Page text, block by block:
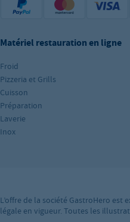
Matériel restauration en ligne
Froid
Pizzeria et Grills
Cuisson
Préparation
Laverie
Inox
L’offre de la société GastroHero
légale en vigueur. Toutes les